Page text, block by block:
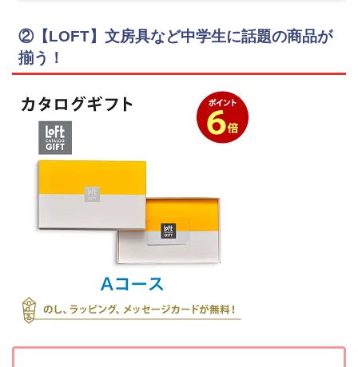
②【LOFT】文房具など中学生に話題の商品が
揃う！